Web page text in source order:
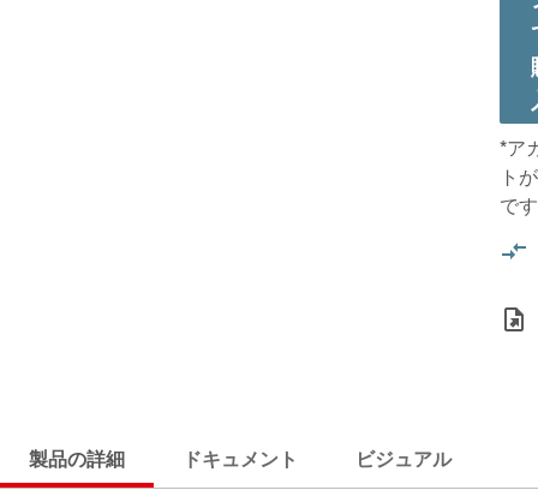
*ア
ト
です
製品の詳細 ドキュメント ビジュアル